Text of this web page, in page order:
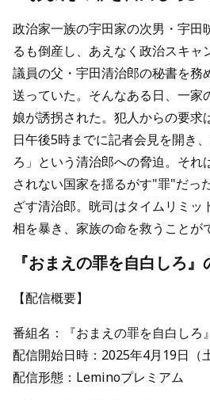
政治家一族の宇田家の次男・宇田
るも倒産し、あえなく政治スキャ
議員の父・宇田清治郎の秘書を務
送っていた。そんなある日、一家
娘が誘拐された。犯人からの要求
日午後5時までに記者会見を開き
ろ」という清治郎への脅迫。それ
されない国家を揺るがす"罪"だっ
ざす清治郎。晄司はタイムリミッ
相を暴き、家族の命を救うことが
『おまえの罪を自白しろ
【配信概要】
番組名：『おまえの罪を自白しろ』
配信開始日時：2025年4月19日（
配信形態：Leminoプレミアム